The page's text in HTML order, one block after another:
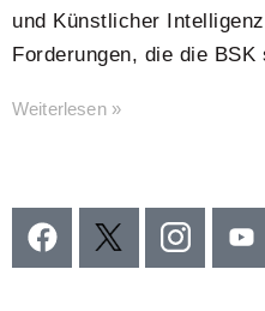
und Künstlicher
Forderungen, die die
Weiterlesen »